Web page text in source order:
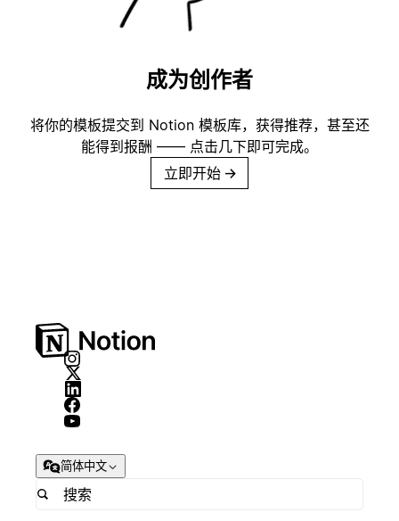
成为创作者
将你的模板提交到 Notion 模板库，获得推荐，甚至还
能得到报酬 —— 点击几下即可完成。
立即开始 →
简体中文